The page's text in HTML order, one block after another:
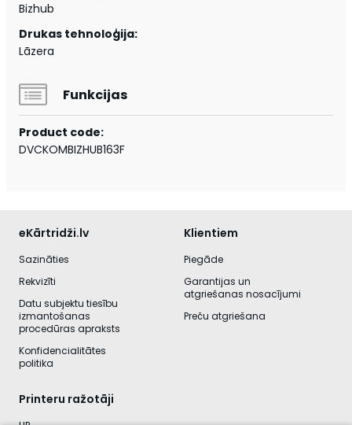
Bizhub
Drukas tehnoloģija:
Lāzera
Funkcijas
Product code:
DVCKOMBIZHUB163F
eKārtridži.lv
Sazināties
Rekvizīti
Datu subjektu tiesību
izmantošanas
procedūras apraksts
Konfidencialitātes
politika
Klientiem
Piegāde
Garantijas un
atgriešanas nosacījumi
Preču atgriešana
Printeru ražotāji